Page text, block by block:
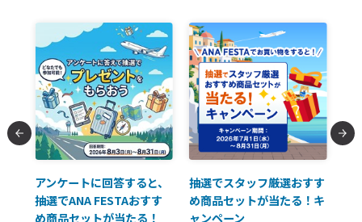
アンケートに回答すると、
抽選でANA FESTAおすす
め商品セットが当たる！
抽選でスタッフ厳選おすす
め商品セットが当たる！キ
ャンペーン